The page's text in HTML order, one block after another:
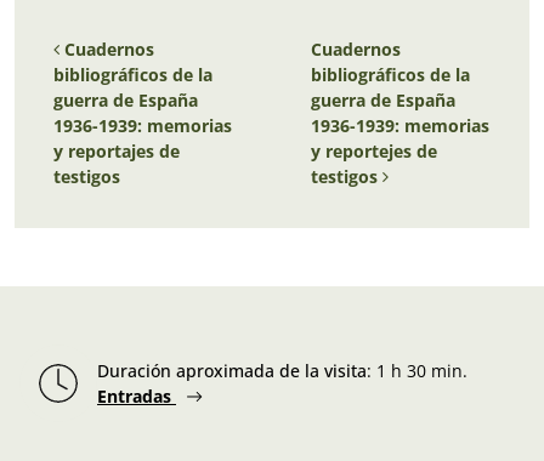
Navegación de entradas
Cuadernos
bibliográficos de la
guerra de España
1936-1939: memorias
y reportajes de
testigos
Cuadernos
bibliográficos de la
guerra de España
1936-1939: memorias
y reportejes de
testigos
Duración aproximada de la visita: 1 h 30 min.
Entradas